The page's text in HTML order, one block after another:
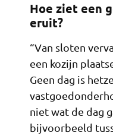
Hoe ziet een
eruit?
“Van sloten
een kozijn
Geen dag is
niet wat de dag
bijvoorbeeld